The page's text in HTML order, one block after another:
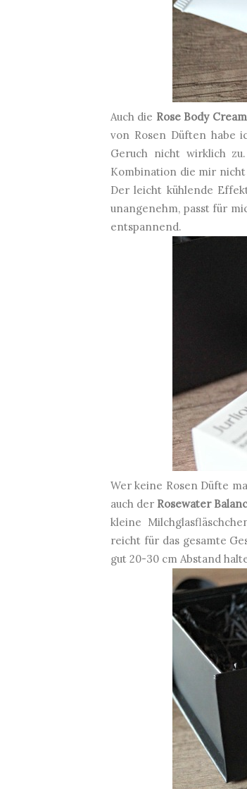
Auch die Rose Body Cream
von Rosen Düften habe
Geruch nicht wirklich
Kombination die mir
Der leicht kühlende
unangenehm, passt für
entspannend.
Wer keine Rosen Düfte
auch der Rosewater
kleine
reicht für das gesamte
gut 20-30 cm Abstand